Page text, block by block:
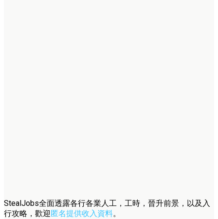
StealJobs全面透露各行各業人工，工時，晉升前景，以及入
行攻略，歡迎匿名提供收入資料。